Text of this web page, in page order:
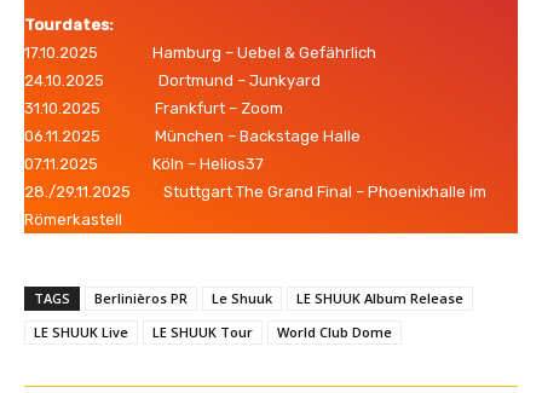
Tourdates:
17.10.2025 Hamburg – Uebel & Gefährlich
24.10.2025 Dortmund – Junkyard
31.10.2025 Frankfurt – Zoom
06.11.2025 München – Backstage Halle
07.11.2025 Köln – Helios37
28./29.11.2025 Stuttgart The Grand Final – Phoenixhalle im
Römerkastell
TAGS Berlinièros PR Le Shuuk
LE SHUUK Album Release
LE SHUUK Live
LE SHUUK Tour World Club Dome